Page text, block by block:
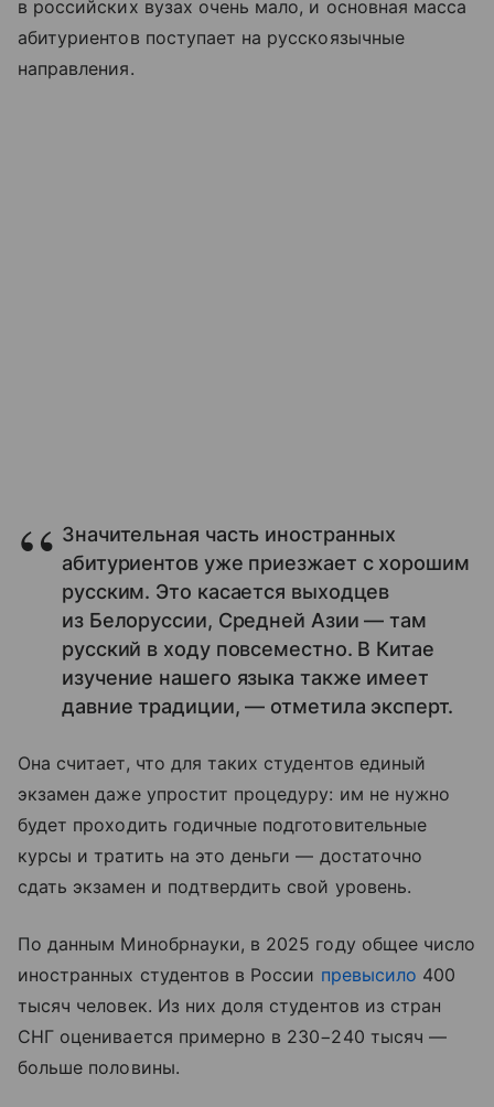
в российских вузах очень мало, и основная масса
абитуриентов поступает на русскоязычные
направления.
Значительная часть иностранных
абитуриентов уже приезжает с хорошим
русским. Это касается выходцев
из Белоруссии, Средней Азии — там
русский в ходу повсеместно. В Китае
изучение нашего языка также имеет
давние традиции, — отметила эксперт.
Она считает, что для таких студентов единый
экзамен даже упростит процедуру: им не нужно
будет проходить годичные подготовительные
курсы и тратить на это деньги — достаточно
сдать экзамен и подтвердить свой уровень.
По данным Минобрнауки, в 2025 году общее число
иностранных студентов в России превысило 400
тысяч человек. Из них доля студентов из стран
СНГ оценивается примерно в 230−240 тысяч —
больше половины.